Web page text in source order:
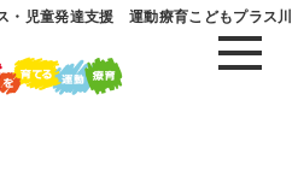
・児童発達支援 運動療育こどもプラス川